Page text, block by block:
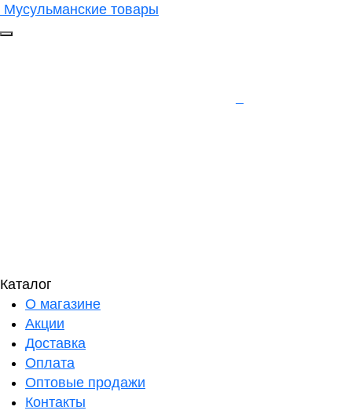
Мусульманские товары
Каталог
О магазине
Акции
Доставка
Оплата
Оптовые продажи
Контакты